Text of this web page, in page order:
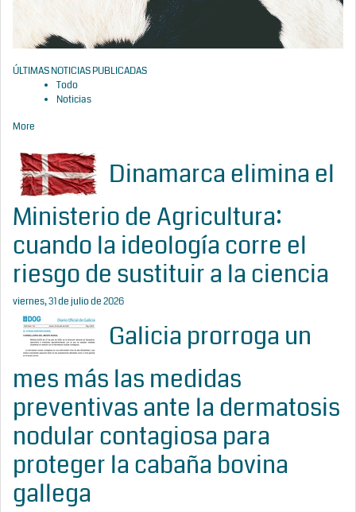
ÚLTIMAS NOTICIAS PUBLICADAS
Todo
Noticias
More
Dinamarca elimina el
Ministerio de Agricultura:
cuando la ideología corre el
riesgo de sustituir a la ciencia
viernes, 31 de julio de 2026
Galicia prorroga un
mes más las medidas
preventivas ante la dermatosis
nodular contagiosa para
proteger la cabaña bovina
gallega